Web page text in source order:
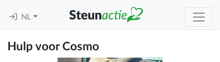
NL
Hulp voor Cosmo